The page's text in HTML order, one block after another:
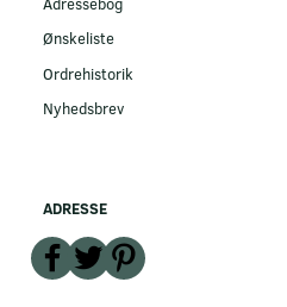
Ønskeliste
Ordrehistorik
Nyhedsbrev
ADRESSE